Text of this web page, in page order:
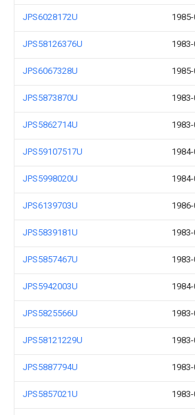
JPS6028172U
JPS58126376U
JPS6067328U
JPS5873870U
JPS5862714U
JPS59107517U
JPS5998020U
JPS6139703U
JPS5839181U
JPS5857467U
JPS5942003U
JPS5825566U
JPS58121229U
JPS5887794U
JPS5857021U